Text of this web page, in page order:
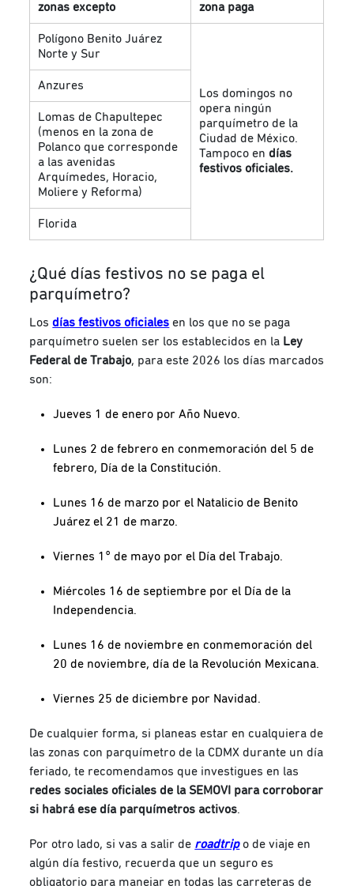
zonas excepto
zona paga
Polígono Benito Juárez
Norte y Sur
Los domingos no
opera ningún
parquímetro de la
Ciudad de México.
Tampoco endías
festivos oficiales.
Anzures
Lomas de Chapultepec
(menos en la zona de
Polanco que corresponde
a las avenidas
Arquímedes, Horacio,
Moliere y Reforma)
Florida
¿Qué días festivos no se paga el
parquímetro?
Los días festivos oficiales en los que no se paga
parquímetro suelen ser los establecidos en la Ley
Federal de Trabajo, para este 2026 los días marcados
son:
Jueves 1 de enero por Año Nuevo.
Lunes 2 de febrero en conmemoración del 5 de
febrero, Día de la Constitución.
Lunes 16 de marzo por el Natalicio de Benito
Juárez el 21 de marzo.
Viernes 1° de mayo por el Día del Trabajo.
Miércoles 16 de septiembre por el Día de la
Independencia.
Lunes 16 de noviembre en conmemoración del
20 de noviembre, día de la Revolución Mexicana.
Viernes 25 de diciembre por Navidad.
De cualquier forma, si planeas estar en cualquiera de
las zonas con parquímetro de la CDMX durante un día
feriado, te recomendamos que investigues en las
redes sociales oficiales de la SEMOVI para corroborar
si habrá ese día parquímetros activos.
Por otro lado, si vas a salir de roadtripo de viaje en
algún día festivo, recuerda que un seguro es
obligatorio para manejar en todas las carreteras de